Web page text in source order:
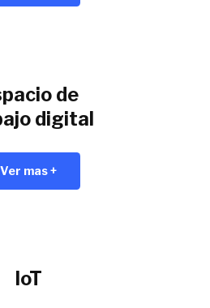
de
digital
Ver mas +
IoT